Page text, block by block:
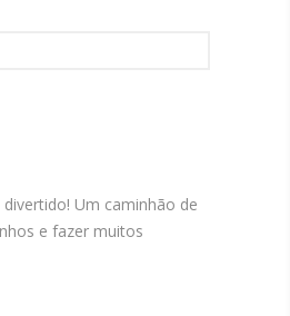
Um caminhão de
e fazer muitos